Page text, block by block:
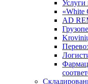
Услуги
«White
AD